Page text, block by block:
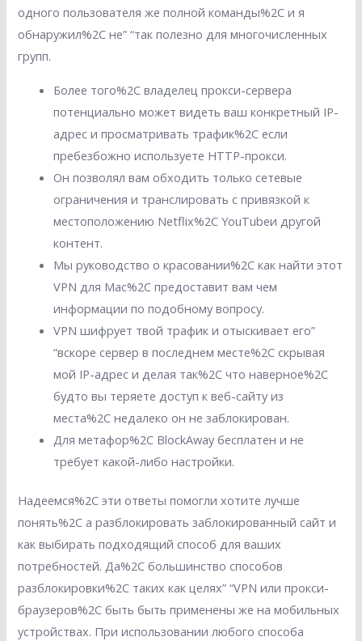
одного пользователя же полной команды%2C и я
обнаружил%2C не” “так полезно для многочисленных
групп.
Более того%2C владелец прокси-сервера
потенциально может видеть ваш конкретный IP-
адрес и просматривать трафик%2C если
пребезбожно используете HTTP-прокси.
Он позволял вам обходить только сетевые
ограничения и транслировать с привязкой к
местоположению Netflix%2C YouTubeи другой
контент.
Мы руководство о красовании%2C как найти этот
VPN для Mac%2C предоставит вам чем
информации по подобному вопросу.
VPN шифрует твой трафик и отыскивает его”
“вскоре сервер в последнем месте%2C скрывая
мой IP-адрес и делая так%2C что наверное%2C
будто вы теряете доступ к веб-сайту из
места%2C недалеко он не заблокирован.
Для метафор%2C BlockAway бесплатен и не
требует какой-либо настройки.
Надеемся%2C эти ответы помогли хотите лучше
понять%2C а разблокировать заблокированный сайт и
как выбирать подходящий способ для ваших
потребностей. Да%2C большинство способов
разблокировки%2C таких как целях” “VPN или прокси-
браузеров%2C быть быть применены же на мобильных
устройствах. При использовании любого способа